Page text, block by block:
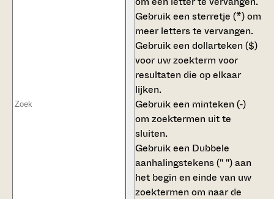
Gebruik eensterretje (*)om
meer letters te vervangen.
Gebruik eendollarteken ($)
voor uw zoekterm voor
resultaten die op elkaar
lijken.
Gebruik een minteken (-)
om zoektermen uit te
sluiten.
Gebruik een Dubbele
aanhalingstekens (" ")aan
het begin en einde van uw
zoektermen om naar de